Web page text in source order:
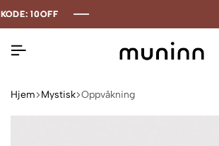
10OFF
10OFF
10OFF
Hjem Mystisk Oppvåkning